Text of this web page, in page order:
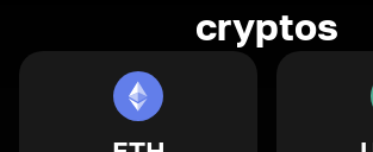
cryptos